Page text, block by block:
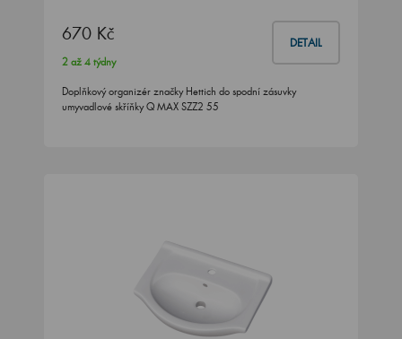
670 Kč DETAIL
2 až 4 týdny
Doplňkový organizér značky Hettich do spodní zásuvky
umyvadlové skříňky Q MAX SZZ2 55